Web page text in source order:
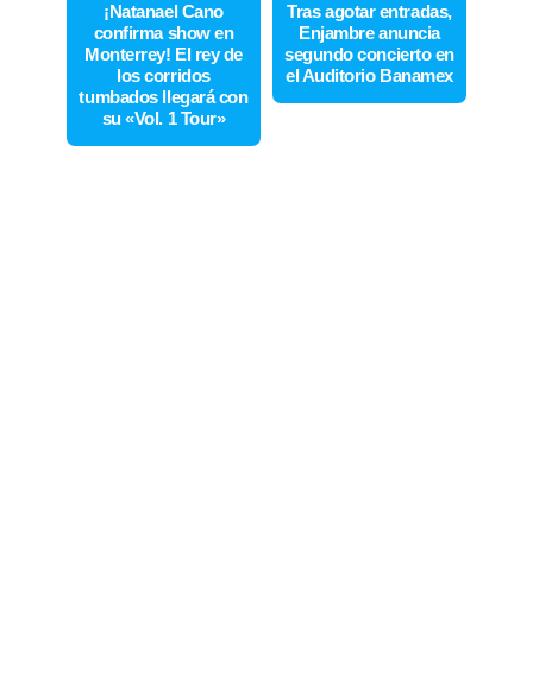
¡Natanael Cano
confirma show en
Monterrey! El rey de
los corridos
tumbados llegará con
su «Vol. 1 Tour»
Tras agotar entradas,
Enjambre anuncia
segundo concierto en
el Auditorio Banamex